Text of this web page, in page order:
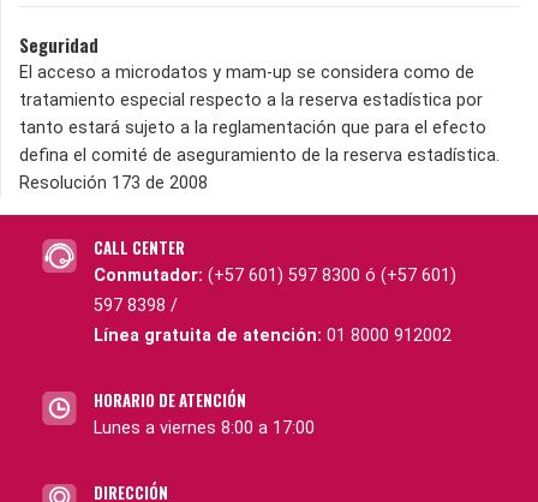
Seguridad
El acceso a microdatos y mam-up se considera como de
tratamiento especial respecto a la reserva estadística por
tanto estará sujeto a la reglamentación que para el efecto
defina el comité de aseguramiento de la reserva estadística.
Resolución 173 de 2008
CALL CENTER
Conmutador: (+57 601) 597 8300 ó (+57 601)
597 8398 /
Línea gratuita de atención: 01 8000 912002
HORARIO DE ATENCIÓN
Lunes a viernes 8:00 a 17:00
DIRECCIÓN